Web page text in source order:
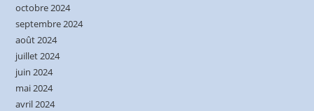
octobre 2024
septembre 2024
août 2024
juillet 2024
juin 2024
mai 2024
avril 2024